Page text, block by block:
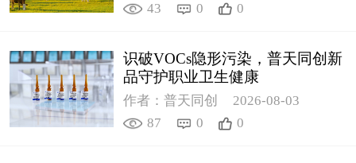
43
0 0
识破VOCs隐形污染，普天同创新
品守护职业卫生健康
作者：普天同创
2026-08-03
87
0 0